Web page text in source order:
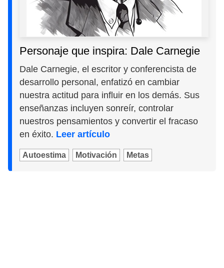
Personaje que inspira: Dale Carnegie
Dale Carnegie, el escritor y conferencista de
desarrollo personal, enfatizó en cambiar
nuestra actitud para influir en los demás. Sus
enseñanzas incluyen sonreír, controlar
nuestros pensamientos y convertir el fracaso
en éxito. Leer artículo
Autoestima Motivación Metas